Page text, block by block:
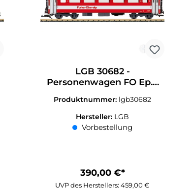
LGB 30682 -
Personenwagen FO Ep.V
Produktnummer: lgb30682
Hersteller: LGB
Vorbestellung
390,00 €*
UVP des Herstellers: 459,00 €